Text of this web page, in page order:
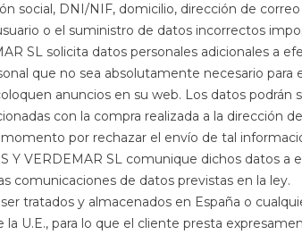
social, DNI/NIF, domicilio, dirección de
o el suministro de datos incorrectos
SL solicita datos personales adicionales a
que no sea absolutamente necesario
anuncios en su web. Los datos
con la compra realizada a la dirección
por rechazar el envío de tal
VERDEMAR SL comunique dichos datos
comunicaciones de datos previstas en la ley.
tratados y almacenados en España o
U.E., para lo que el cliente presta